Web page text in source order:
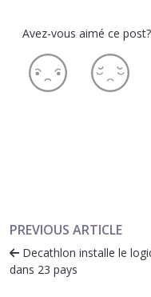
Avez-vous aimé ce post?
PREVIOUS ARTICLE
Decathlon installe le
dans 23 pays